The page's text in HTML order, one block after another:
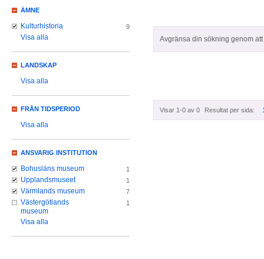
Avgränsa din sökning genom
Visar 1-0 av 0 Resultat per sida:
ÄMNE
Kulturhistoria 9
Visa alla
LANDSKAP
Visa alla
FRÅN TIDSPERIOD
Visa alla
ANSVARIG INSTITUTION
Bohusläns museum 1
Upplandsmuseet 1
Värmlands museum 7
Västergötlands
museum
1
Visa alla